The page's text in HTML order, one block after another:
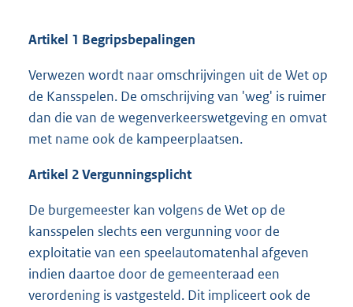
Artikel 1 Begripsbepalingen
Verwezen wordt naar omschrijvingen uit de Wet op
de Kansspelen. De omschrijving van 'weg' is ruimer
dan die van de wegenverkeerswetgeving en omvat
met name ook de kampeerplaatsen.
Artikel 2 Vergunningsplicht
De burgemeester kan volgens de Wet op de
kansspelen slechts een vergunning voor de
exploitatie van een speelautomatenhal afgeven
indien daartoe door de gemeenteraad een
verordening is vastgesteld. Dit impliceert ook de